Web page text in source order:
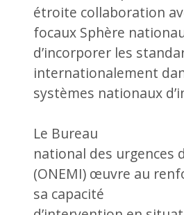
étroite collaboration
focaux Sphère
d’incorporer les
internationalement
systèmes nationaux
Le Bureau
national des urgences
(ONEMI) œuvre au
sa capacité